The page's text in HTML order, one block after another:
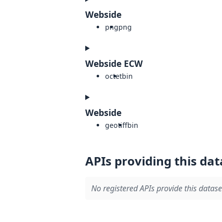
Webside
pngpng
Webside ECW
octetbin
Webside
geotiffbin
APIs providing this
No registered APIs provide this